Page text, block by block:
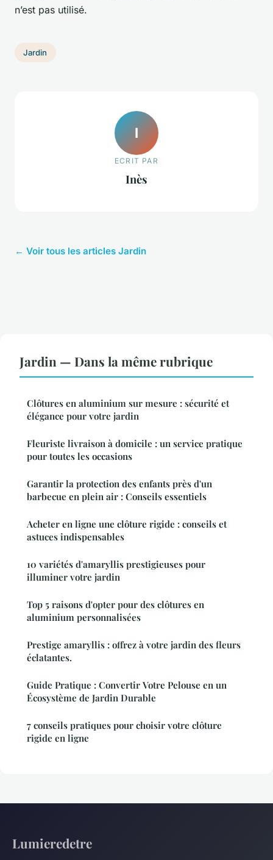
n’est pas utilisé.
Jardin
I
ECRIT PAR
Inès
← Voir tous les articles Jardin
Jardin — Dans la même rubrique
Clôtures en aluminium sur mesure : sécurité et
élégance pour votre jardin
Fleuriste livraison à domicile : un service pratique
pour toutes les occasions
Garantir la protection des enfants près d'un
barbecue en plein air : Conseils essentiels
Acheter en ligne une clôture rigide : conseils et
astuces indispensables
10 variétés d'amaryllis prestigieuses pour
illuminer votre jardin
Top 5 raisons d'opter pour des clôtures en
aluminium personnalisées
Prestige amaryllis : offrez à votre jardin des fleurs
éclatantes.
Guide Pratique : Convertir Votre Pelouse en un
Écosystème de Jardin Durable
7 conseils pratiques pour choisir votre clôture
rigide en ligne
Lumieredetre